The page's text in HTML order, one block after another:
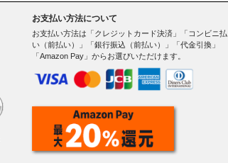
お支払い方法について
お支払い方法は「クレジットカード決済」「コンビニ払
い（前払い）」「銀行振込（前払い）」「代金引換」
「Amazon Pay」からお選びいただけます。